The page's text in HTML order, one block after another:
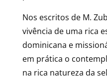
Nos escritos de M.
vivência de uma rica
dominicana e
em prática o
na rica natureza da